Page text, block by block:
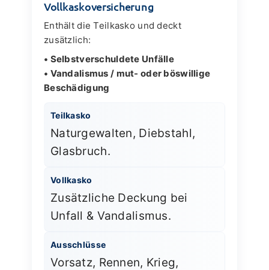
Vollkaskoversicherung
Enthält die Teilkasko und deckt
zusätzlich:
• Selbstverschuldete Unfälle
• Vandalismus / mut- oder böswillige
Beschädigung
Teilkasko
Naturgewalten, Diebstahl,
Glasbruch.
Vollkasko
Zusätzliche Deckung bei
Unfall & Vandalismus.
Ausschlüsse
Vorsatz, Rennen, Krieg,